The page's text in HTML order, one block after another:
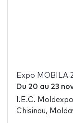
Expo MOBILA
Du 20 au 23
I.E.C. Moldexpo
Chisinau,